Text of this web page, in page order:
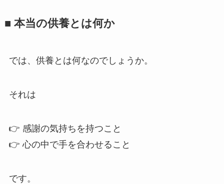
■ 本当の​供養とは​何か
では、供養とは何なのでしょうか。
それは
👉 感謝の気持ちを持つこと
👉 心の中で手を合わせること
です。